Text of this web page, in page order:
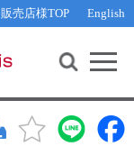
販売店様TOP English
WEB会員登録